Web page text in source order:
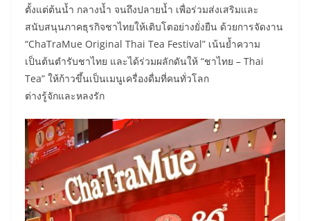
ตั้งแต่ต้นน้ำ กลางน้ำ จนถึงปลายน้ำ เพื่อร่วมส่งเสริมและ
สนับสนุนภาคธุรกิจชาไทยให้เติบโตอย่างยั่งยืน ด้วยการจัดงาน
“ChaTraMue Original Thai Tea Festival” เน้นย้ำความ
เป็นต้นตำรับชาไทย และได้ร่วมผลักดันให้ “ชาไทย – Thai
Tea” ให้ก้าวขึ้นเป็นเมนูเครื่องดื่มที่คนทั่วโลก
ต่างรู้จักและหลงรัก